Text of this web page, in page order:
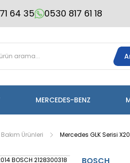
64 35 0530 817 61 18
MERCEDES-BENZ
Ürünleri Mercedes GLK Serisi